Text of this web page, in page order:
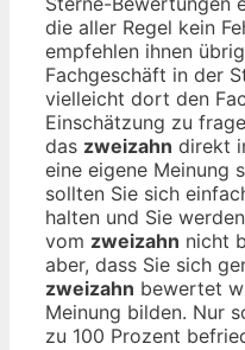
die aller Regel kein
empfehlen ihnen
Fachgeschäft in der
vielleicht dort den
Einschätzung zu
das zweizahn direkt
eine eigene Meinung
sollten Sie sich
halten und Sie
vom zweizahn nicht
aber, dass Sie sich
zweizahn bewertet
Meinung bilden. Nur
zu 100 Prozent